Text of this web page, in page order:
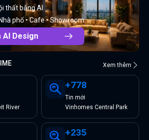
thất bằng AI
phố • Cafe • Showroom
AI Design
Xem thêm
River
+778
Tin mới
Vinhomes Central Park
+235